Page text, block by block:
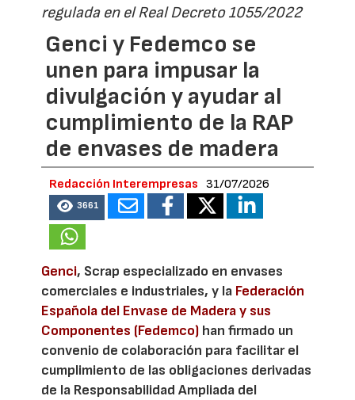
regulada en el Real Decreto 1055/2022
Genci y Fedemco se
unen para impusar la
divulgación y ayudar al
cumplimiento de la RAP
de envases de madera
Redacción Interempresas 31/07/2026
3661
Genci, Scrap especializado en envases
comerciales e industriales, y la Federación
Española del Envase de Madera y sus
Componentes (Fedemco) han firmado un
convenio de colaboración para facilitar el
cumplimiento de las obligaciones derivadas
de la Responsabilidad Ampliada del